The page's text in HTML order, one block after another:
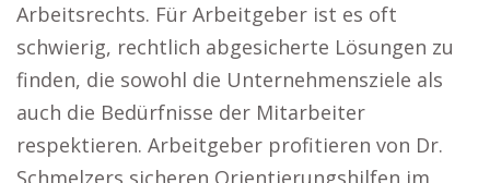
Arbeitsrechts. Für Arbeitgeber ist es oft
schwierig, rechtlich abgesicherte Lösungen zu
finden, die sowohl die Unternehmensziele als
auch die Bedürfnisse der Mitarbeiter
respektieren. Arbeitgeber profitieren von Dr.
Schmelzers sicheren Orientierungshilfen im